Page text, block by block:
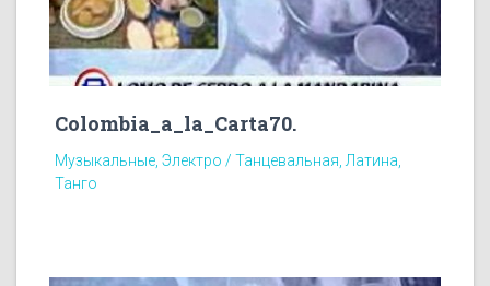
Colombia_a_la_Carta70.
Музыкальные, Электро / Танцевальная, Латина,
Танго